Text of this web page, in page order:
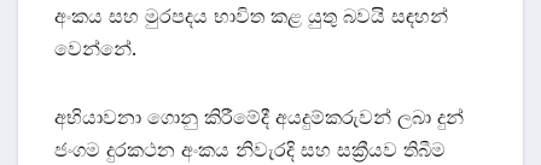
අංකය සහ මුරපදය භාවිත කළ යුතු බවයි සඳහන්
වෙන්නේ.
අභියාවනා ගොනු කිරීමේදී අයදුම්කරුවන් ලබා දුන්
ජංගම දුරකථන අංකය නිවැරදි සහ සක්‍රීයව තිබීම